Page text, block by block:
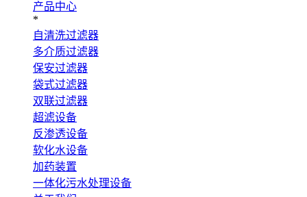
产品中心
*
自清洗过滤器
多介质过滤器
保安过滤器
袋式过滤器
双联过滤器
超滤设备
反渗透设备
软化水设备
加药装置
一体化污水处理设备